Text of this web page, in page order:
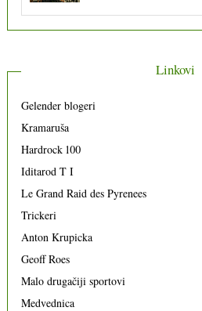
Linkovi
Gelender blogeri
Kramaruša
Hardrock 100
Iditarod T I
Le Grand Raid des Pyrenees
Trickeri
Anton Krupicka
Geoff Roes
Malo drugačiji sportovi
Medvednica